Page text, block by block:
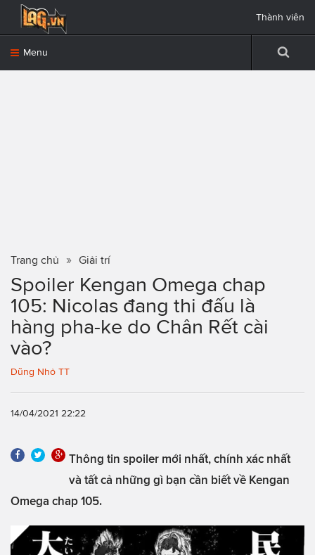
Menu
Thành viên
Trang chủ Giải trí
Spoiler Kengan Omega chap
105: Nicolas đang thi đấu là
hàng pha-ke do Chân Rết cài
vào?
Dũng Nhỏ TT
14/04/2021 22:22
Thông tin spoiler mới nhất, chính xác nhất
và tất cả những gì bạn cần biết về Kengan
Omega chap 105.